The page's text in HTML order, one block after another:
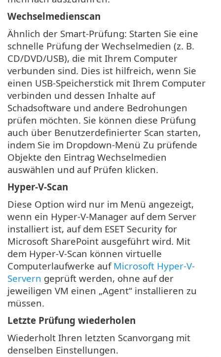
Wechselmedienscan
Ähnlich der Smart-Prüfung: Starten Sie eine
schnelle Prüfung der Wechselmedien (z. B.
CD/DVD/USB), die mit Ihrem Computer
verbunden sind. Dies ist hilfreich, wenn Sie
einen USB-Speicherstick mit Ihrem Computer
verbinden und dessen Inhalte auf
Schadsoftware und andere Bedrohungen
prüfen möchten. Sie können diese Prüfung
auch über Benutzerdefinierter Scan starten,
indem Sie im Dropdown-Menü Zu prüfende
Objekte den Eintrag Wechselmedien
auswählen und auf Prüfen klicken.
Hyper-V-Scan
Diese Option wird nur im Menü angezeigt,
wenn ein Hyper-V-Manager auf dem Server
installiert ist, auf dem ESET Security for
Microsoft SharePoint ausgeführt wird. Mit
dem Hyper-V-Scan können virtuelle
Computerlaufwerke auf Microsoft Hyper-V-
Servern geprüft werden, ohne auf der
jeweiligen VM einen „Agent“ installieren zu
müssen.
Letzte Prüfung wiederholen
Wiederholt Ihren letzten Scanvorgang mit
denselben Einstellungen.